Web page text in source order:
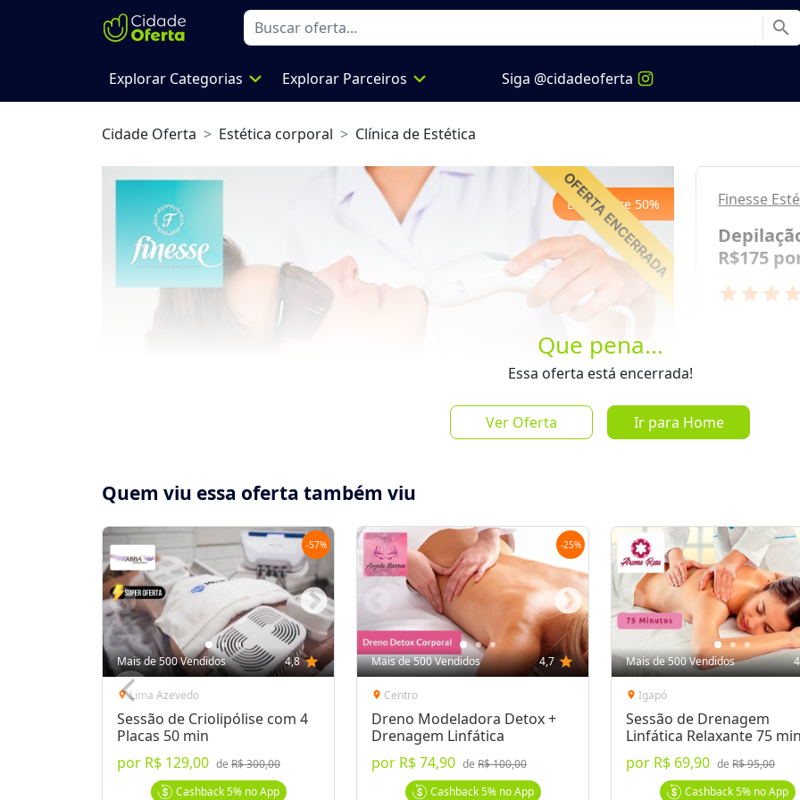
search
Explorar Categorias expand_more Explorar Parceiros expand_more Siga @cidadeoferta
Cidade Oferta Estética corporal Clínica de Estética
Que pena...
Essa oferta está encerrada!
Ver Oferta Ir para Home
Economize 50%
Compartilhe essa Oferta: Salvar Oferta favorite_border
Receba as novidades do Cidade Oferta no seu
WhatsApp!
Inscrever-se
Destaques & Regras
Depilação a Laser p/ Barba na Finesse
Laser Light Sheer:um dos mais modernos e seguros equipamentos de depilação a
Finesse
R$175
star star star star
Quem viu essa oferta também viu
-57%
Mais de 500 Vendidos 4,8 star
location_onLima Azevedo
Sessão de Criolipólise com 4
Placas 50 min
por R$ 129,00 de R$ 300,00
Cashback5%no App
-25%
Mais de 500 Vendidos 4,7 star
location_on Centro
Dreno Modeladora Detox +
Drenagem Linfática
por R$ 74,90 deR$ 100,00
Cashback5%no App
Mais de 500 Vendidos
location_on Igapó
Sessão de Drenagem
Linfática Relaxante 75 min
por R$ 69,90 deR$ 95,00
Cashback5%no App